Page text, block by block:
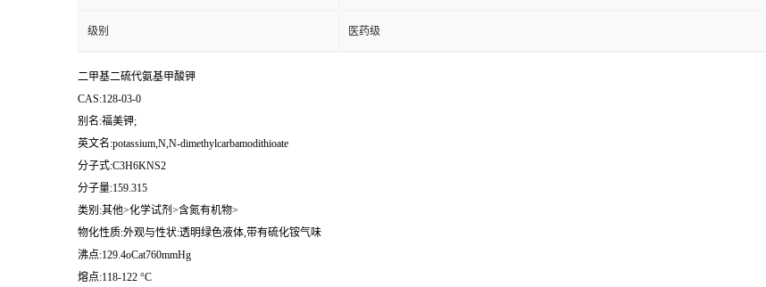
级别 医药级
二甲基二硫代氨基甲酸钾
CAS:128-03-0
别名:福美钾;
英文名:potassium,N,N-dimethylcarbamodithioate
分子式:C3H6KNS2
分子量:159.315
类别:其他>化学试剂>含氮有机物>
物化性质:外观与性状:透明绿色液体,带有硫化铵气味
沸点:129.4oCat760mmHg
熔点:118-122 °C